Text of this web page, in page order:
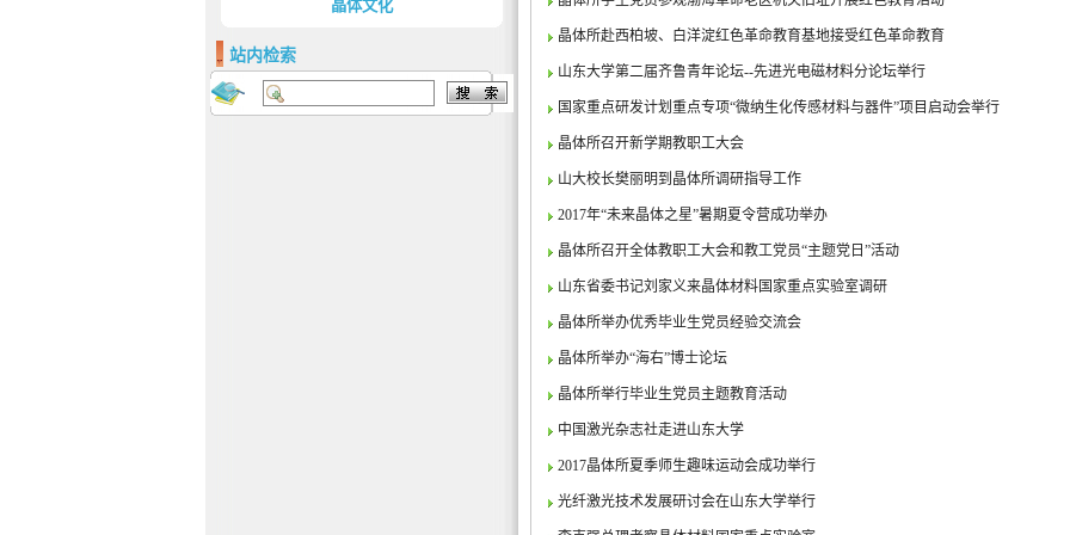
晶体文化
站内检索
晶体所赴西柏坡、白洋淀红色革命教育基地接受红色革命教育
山东大学第二届齐鲁青年论坛--先进光电磁材料分论坛举行
国家重点研发计划重点专项“微纳生化传感材料与器件”项目启动会举行
晶体所召开新学期教职工大会
山大校长樊丽明到晶体所调研指导工作
2017年“未来晶体之星”暑期夏令营成功举办
晶体所召开全体教职工大会和教工党员“主题党日”活动
山东省委书记刘家义来晶体材料国家重点实验室调研
晶体所举办优秀毕业生党员经验交流会
晶体所举办“海右”博士论坛
晶体所举行毕业生党员主题教育活动
中国激光杂志社走进山东大学
2017晶体所夏季师生趣味运动会成功举行
光纤激光技术发展研讨会在山东大学举行